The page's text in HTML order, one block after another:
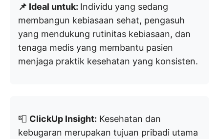
📌 Ideal untuk: Individu yang sedang
membangun kebiasaan sehat, pengasuh
yang mendukung rutinitas kebiasaan, dan
tenaga medis yang membantu pasien
menjaga praktik kesehatan yang konsisten.
📮 ClickUp Insight: Kesehatan dan
kebugaran merupakan tujuan pribadi utama